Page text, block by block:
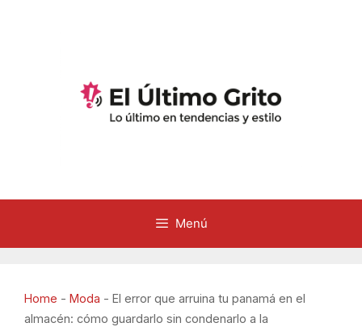
Menú
Home - Moda - El error que arruina tu panamá en el
almacén: cómo guardarlo sin condenarlo a la